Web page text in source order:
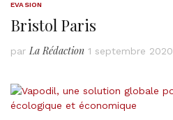
EVASION
Bristol Paris
par La Rédaction 1 septembre 2020